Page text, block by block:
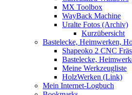
MX Toolbox
WayBack Machine
Uralte Fotos (Archiv)
Kurzübersicht
Bastelecke, Heimwerken,
Shapeoko 2 CNC
Bastelecke,
Meine Werkzeugliste
HolzWerken (Link)
Mein Internet-Logbuch